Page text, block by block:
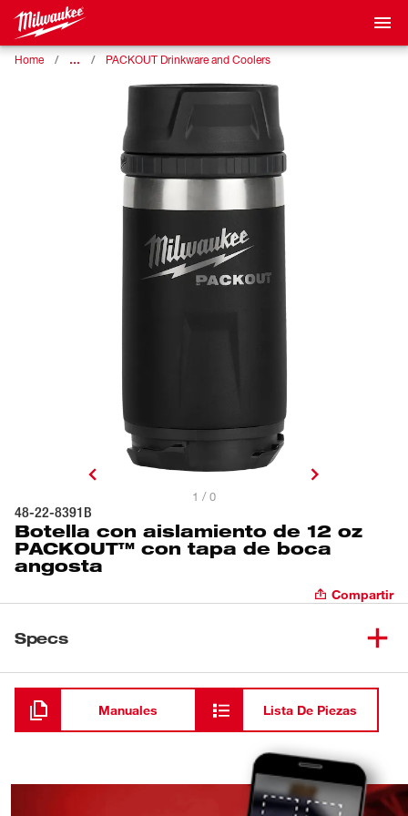
Home … PACKOUT Drinkware and Coolers
1 / 0
48-22-8391B
Botella con aislamiento de 12 oz
PACKOUT™ con tapa de boca
angosta
Compartir
Specs
Cargando
Manuales Lista De Piezas